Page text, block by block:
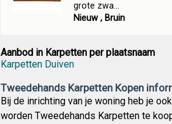
grote zwa...
Nieuw , Bruin
Aanbod in Karpetten per plaatsnaam
Karpetten Duiven
Tweedehands Karpetten Kopen
Bij de inrichting van je woning heb je
worden Tweedehands Karpetten te